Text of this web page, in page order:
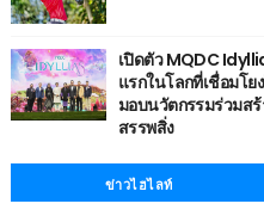
เปิดตัว MQDC
แรกในโลกที่เชื่อมโย
มอบนวัตกรรมร่วมส
สรรพสิ่ง
ข่าวไฮไลท์